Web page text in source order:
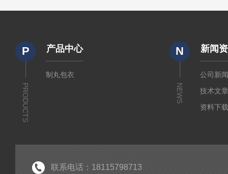
P
PRODUCTS
产品中心
制丸包衣
N
NEWS
新闻
公司新
技术文
资料下
联系电话：18115798713